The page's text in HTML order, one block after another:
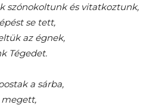
szónokoltunk és vitatkoztunk,
se tett,
az égnek,
Tégedet.
a sárba,
megett,